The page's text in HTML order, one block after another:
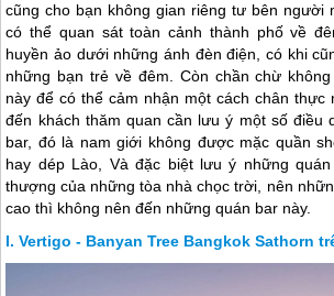
cũng cho bạn không gian riêng tư bên người
có thể quan sát toàn cảnh thành phố về
huyền ảo dưới những ánh đèn điện, có khi
những bạn trẻ về đêm. Còn chần chừ
này để có thể cảm nhận một cách chân thực
đến khách thăm quan cần lưu ý một số điều
bar, đó là nam giới không được mặc quần
hay dép Lào, Và đặc biệt lưu ý những
thượng của những tòa nhà chọc trời, nên
cao thì không nên đến những quán bar này.
Vertigo - Banyan Tree Bangkok Sathorn